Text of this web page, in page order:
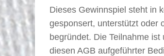
Dieses Gewinnspiel steht in
gesponsert, unterstützt oder
begründet. Die Teilnahme
diesen AGB aufgeführter